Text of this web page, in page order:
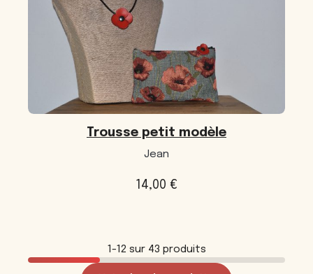
Trousse petit modèle
Jean
14,00 €
1-12 sur 43 produits